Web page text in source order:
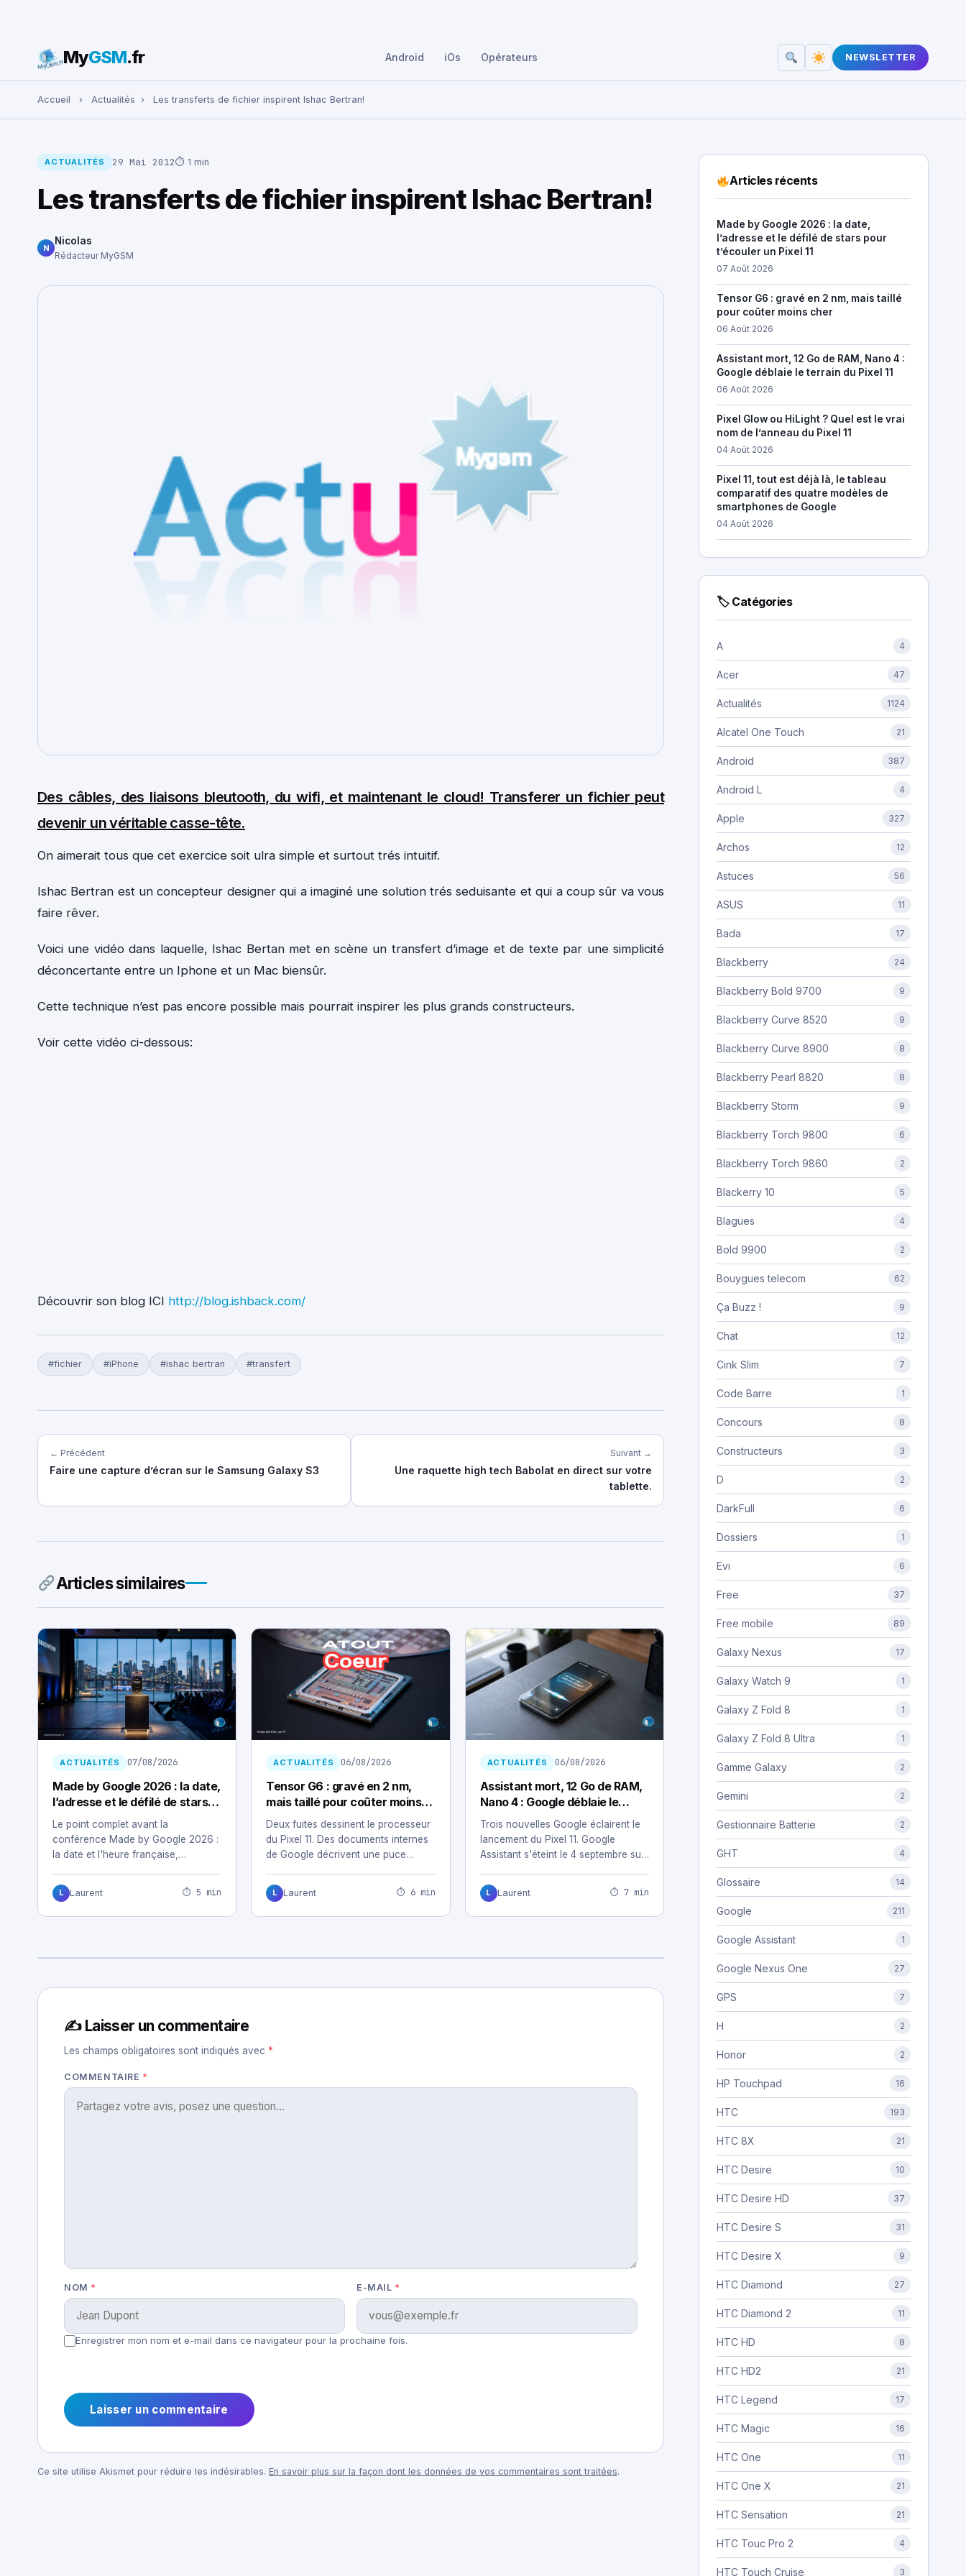
Rechercher :
MyGSM.fr Android iOs Opérateurs NEWSLETTER
Accueil › Actualités › Les transferts de fichier inspirent Ishac Bertran!
ACTUALITÉS 29 Mai 2012⏱ 1 min
Les transferts de fichier inspirent Ishac Bertran!
N
Nicolas
Rédacteur MyGSM
Des câbles, des liaisons bleutooth, du wifi, et maintenant le cloud! Transferer un fichier peut
devenir un véritable casse-tête.
On aimerait tous que cet exercice soit ulra simple et surtout trés intuitif.
Ishac Bertran est un concepteur designer qui a imaginé une solution trés seduisante et qui a coup sûr va vous
faire rêver.
Voici une vidéo dans laquelle, Ishac Bertan met en scène un transfert d’image et de texte par une simplicité
déconcertante entre un Iphone et un Mac biensûr.
Cette technique n’est pas encore possible mais pourrait inspirer les plus grands constructeurs.
Voir cette vidéo ci-dessous:
Découvrir son blog ICI http://blog.ishback.com/
#fichier #iPhone #ishac bertran #transfert
← Précédent
Faire une capture d’écran sur le Samsung Galaxy S3
Suivant →
Une raquette high tech Babolat en direct sur votre
tablette.
Articles similaires
ACTUALITÉS 07/08/2026
Made by Google 2026 : la date,
l’adresse et le défilé de stars
pour t’écouler un Pixel 11
Le point complet avant la
conférence Made by Google 2026 :
la date et l'heure française,
L Laurent ⏱ 5 min
ACTUALITÉS 06/08/2026
Tensor G6 : gravé en 2 nm,
mais taillé pour coûter moins
cher
Deux fuites dessinent le processeur
du Pixel 11. Des documents internes
de Google décrivent une puce
L Laurent ⏱ 6 min
ACTUALITÉS 06/08/2026
Assistant mort, 12 Go de RAM,
Nano 4 : Google déblaie le
terrain du Pixel 11
Trois nouvelles Google éclairent le
lancement du Pixel 11. Google
Assistant s'éteint le 4 septembre sur
L Laurent ⏱ 7 min
✍️ Laisser un commentaire
Les champs obligatoires sont indiqués avec *
COMMENTAIRE *
NOM * E-MAIL *
Enregistrer mon nom et e-mail dans ce navigateur pour la prochaine fois.
Ce site utilise Akismet pour réduire les indésirables. En savoir plus sur la façon dont les données de vos commentaires sont traitées.
Articles récents
Made by Google 2026 : la date,
l’adresse et le défilé de stars pour
t’écouler un Pixel 11
07 Août 2026
Tensor G6 : gravé en 2 nm, mais taillé
pour coûter moins cher
06 Août 2026
Assistant mort, 12 Go de RAM, Nano 4 :
Google déblaie le terrain du Pixel 11
06 Août 2026
Pixel Glow ou HiLight ? Quel est le vrai
nom de l’anneau du Pixel 11
04 Août 2026
Pixel 11, tout est déjà là, le tableau
comparatif des quatre modèles de
smartphones de Google
04 Août 2026
🏷 Catégories
A 4
Acer 47
Actualités 1124
Alcatel One Touch 21
Android 387
Android L 4
Apple 327
Archos 12
Astuces 56
ASUS 11
Bada 17
Blackberry 24
Blackberry Bold 9700 9
Blackberry Curve 8520 9
Blackberry Curve 8900 8
Blackberry Pearl 8820 8
Blackberry Storm 9
Blackberry Torch 9800 6
Blackberry Torch 9860 2
Blackerry 10 5
Blagues 4
Bold 9900 2
Bouygues telecom 62
Ça Buzz ! 9
Chat 12
Cink Slim 7
Code Barre 1
Concours 8
Constructeurs 3
D 2
DarkFull 6
Dossiers 1
Evi 6
Free 37
Free mobile 89
Galaxy Nexus 17
Galaxy Watch 9 1
Galaxy Z Fold 8 1
Galaxy Z Fold 8 Ultra 1
Gamme Galaxy 2
Gemini 2
Gestionnaire Batterie 2
GHT 4
Glossaire 14
Google 211
Google Assistant 1
Google Nexus One 27
GPS 7
H 2
Honor 2
HP Touchpad 16
HTC 193
HTC 8X 21
HTC Desire 10
HTC Desire HD 37
HTC Desire S 31
HTC Desire X 9
HTC Diamond 27
HTC Diamond 2 11
HTC HD 8
HTC HD2 21
HTC Legend 17
HTC Magic 16
HTC One 11
HTC One X 21
HTC Sensation 21
HTC Touc Pro 2 4
HTC Touch Cruise 3